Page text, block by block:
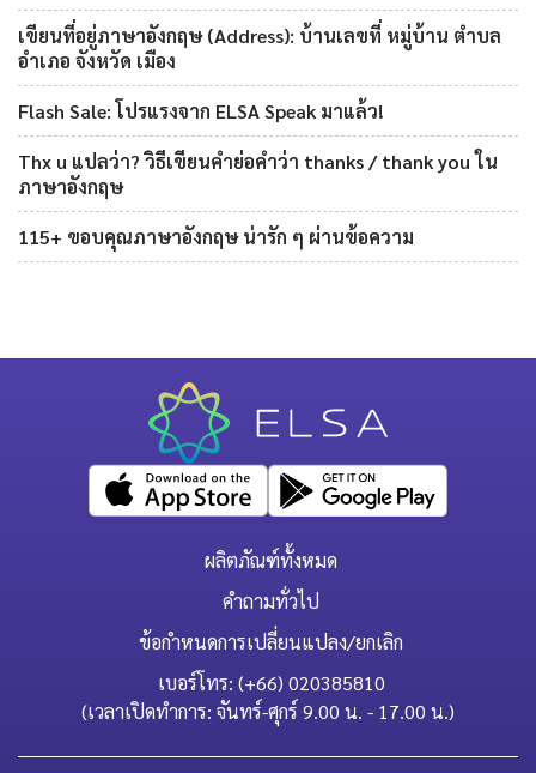
เขียนที่อยู่ภาษาอังกฤษ (Address): บ้านเลขที่ หมู่บ้าน ตำบล
อำเภอ จังหวัด เมือง
Flash Sale: โปรแรงจาก ELSA Speak มาแล้ว!
Thx u แปลว่า? วิธีเขียนคำย่อคำว่า thanks / thank you ใน
ภาษาอังกฤษ
115+ ขอบคุณภาษาอังกฤษ น่ารัก ๆ ผ่านข้อความ
ผลิตภัณฑ์ทั้งหมด
คำถามทั่วไป
ข้อกำหนดการเปลี่ยนแปลง/ยกเลิก
เบอร์โทร: (+66) 020385810
(เวลาเปิดทำการ: จันทร์-ศุกร์ 9.00 น. - 17.00 น.)